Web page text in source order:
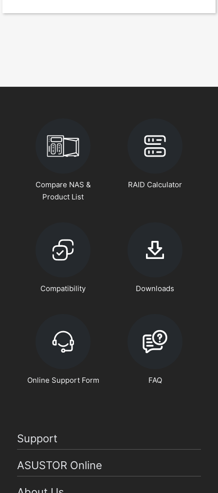
Compare NAS &
Product List
RAID Calculator
Compatibility Downloads
Online Support Form FAQ
Support
ASUSTOR Online